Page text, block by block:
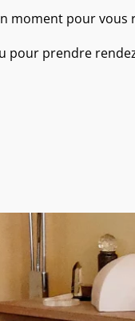
moment pour
prendre